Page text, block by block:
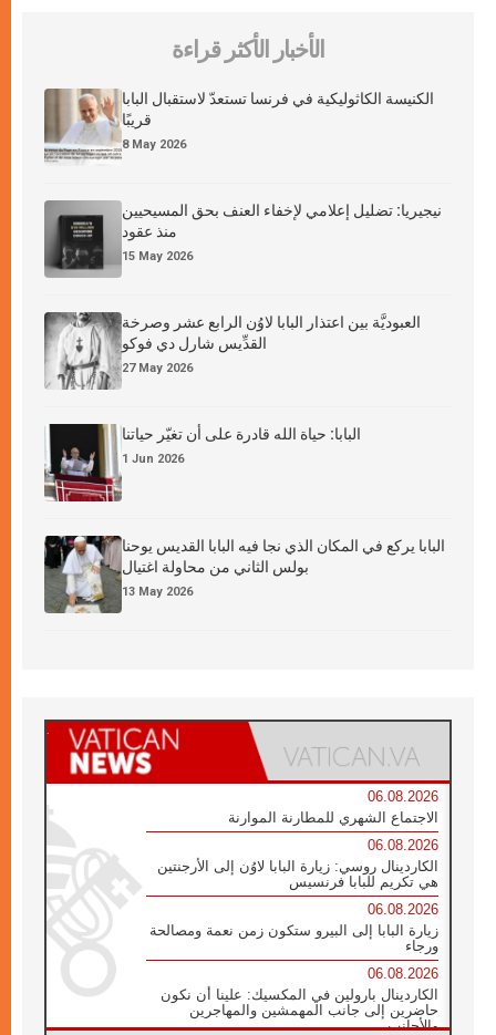
الأخبار الأكثر قراءة
الكنيسة الكاثوليكية في فرنسا تستعدّ لاستقبال البابا
قريبًا
8 May 2026
نيجيريا: تضليل إعلامي لإخفاء العنف بحق المسيحيين
منذ عقود
15 May 2026
العبوديَّة بين اعتذار البابا لاوُن الرابع عشر وصرخة
القدِّيس شارل دي فوكو
27 May 2026
البابا: حياة الله قادرة على أن تغيّر حياتنا
1 Jun 2026
البابا يركع في المكان الذي نجا فيه البابا القديس يوحنا
بولس الثاني من محاولة اغتيال
13 May 2026
06.08.2026
الاجتماع الشهري للمطارنة الموارنة
06.08.2026
الكاردينال روسي: زيارة البابا لاوُن إلى الأرجنتين
هي تكريم للبابا فرنسيس
06.08.2026
زيارة البابا إلى البيرو ستكون زمن نعمة ومصالحة
ورجاء
06.08.2026
الكاردينال بارولين في المكسيك: علينا أن نكون
حاضرين إلى جانب المهمشين والمهاجرين
والأجانب